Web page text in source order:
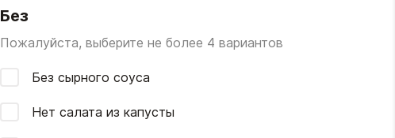
Без
Пожалуйста, выберите не более 4 вариантов
Без сырного соуса
Нет салата из капусты